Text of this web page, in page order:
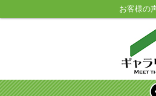
お客様の